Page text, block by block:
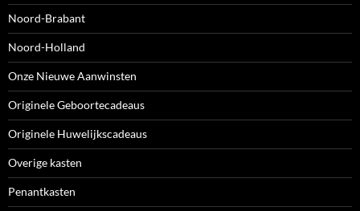
Noord-Brabant
Noord-Holland
Onze Nieuwe Aanwinsten
Originele Geboortecadeaus
Originele Huwelijkscadeaus
Overige kasten
Penantkasten